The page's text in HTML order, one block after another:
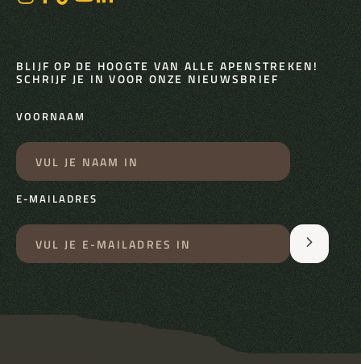
BLIJF OP DE HOOGTE VAN ALLE APENSTREKEN!
SCHRIJF JE IN VOOR ONZE NIEUWSBRIEF
VOORNAAM
E-MAILADRES